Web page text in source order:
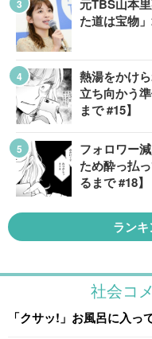
元TBS山本
た道は宝物
熱湯をかけ
立ち向かう
まで #15】
フォロワー
ため酔っ払
るまで #18】
ラン